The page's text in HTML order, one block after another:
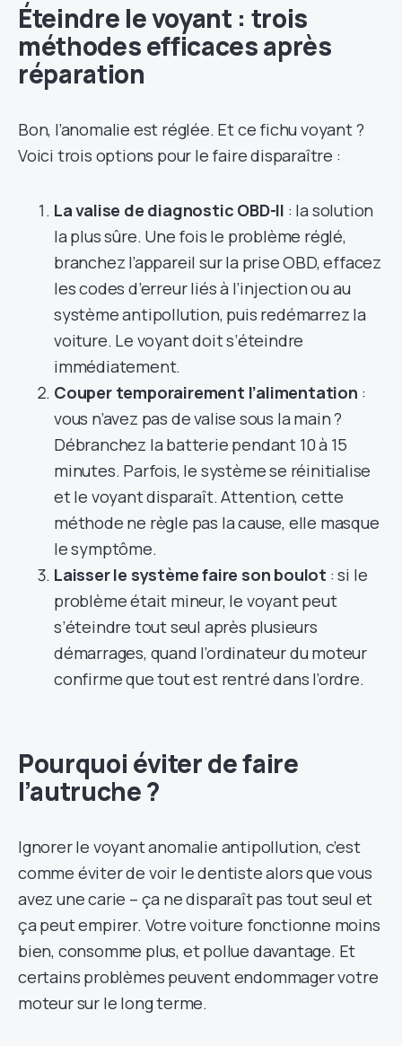
Éteindre le voyant : trois
méthodes efficaces après
réparation
Bon, l’anomalie est réglée. Et ce fichu voyant ?
Voici trois options pour le faire disparaître :
La valise de diagnostic OBD-II : la solution
la plus sûre. Une fois le problème réglé,
branchez l’appareil sur la prise OBD, effacez
les codes d’erreur liés à l’injection ou au
système antipollution, puis redémarrez la
voiture. Le voyant doit s’éteindre
immédiatement.
Couper temporairement l’alimentation :
vous n’avez pas de valise sous la main ?
Débranchez la batterie pendant 10 à 15
minutes. Parfois, le système se réinitialise
et le voyant disparaît. Attention, cette
méthode ne règle pas la cause, elle masque
le symptôme.
Laisser le système faire son boulot : si le
problème était mineur, le voyant peut
s’éteindre tout seul après plusieurs
démarrages, quand l’ordinateur du moteur
confirme que tout est rentré dans l’ordre.
Pourquoi éviter de faire
l’autruche ?
Ignorer le voyant anomalie antipollution, c’est
comme éviter de voir le dentiste alors que vous
avez une carie – ça ne disparaît pas tout seul et
ça peut empirer. Votre voiture fonctionne moins
bien, consomme plus, et pollue davantage. Et
certains problèmes peuvent endommager votre
moteur sur le long terme.